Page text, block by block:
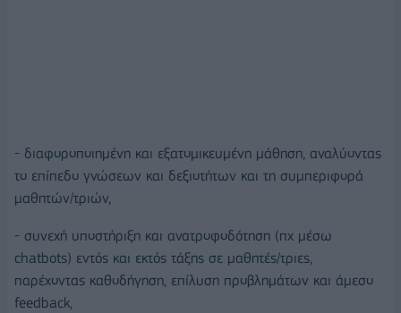
- διαφοροποιημένη και εξατομικευμένη μάθηση, αναλύοντας
το επίπεδο γνώσεων και δεξιοτήτων και τη συμπεριφορά
μαθητών/τριών,
- συνεχή υποστήριξη και ανατροφοδότηση (πχ μέσω
chatbots) εντός και εκτός τάξης σε μαθητές/τριες,
παρέχοντας καθοδήγηση, επίλυση προβλημάτων και άμεσο
feedback,